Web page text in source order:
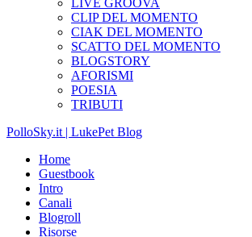
LIVE GROOVA
CLIP DEL MOMENTO
CIAK DEL MOMENTO
SCATTO DEL MOMENTO
BLOGSTORY
AFORISMI
POESIA
TRIBUTI
PolloSky.it | LukePet Blog
Home
Guestbook
Intro
Canali
Blogroll
Risorse